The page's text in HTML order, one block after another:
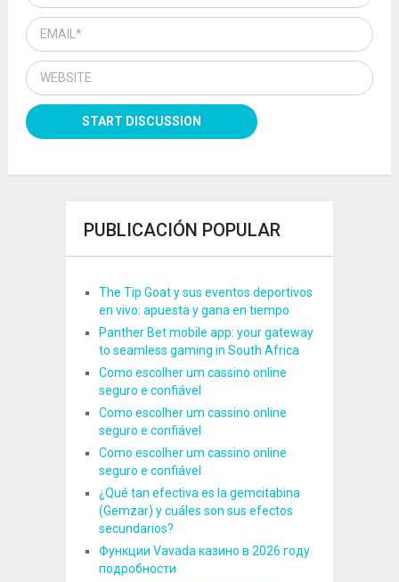
PUBLICACIÓN POPULAR
The Tip Goat y sus eventos deportivos
en vivo: apuesta y gana en tiempo
Panther Bet mobile app: your gateway
to seamless gaming in South Africa
Como escolher um cassino online
seguro e confiável
Como escolher um cassino online
seguro e confiável
Como escolher um cassino online
seguro e confiável
¿Qué tan efectiva es la gemcitabina
(Gemzar) y cuáles son sus efectos
secundarios?
Функции Vavada казино в 2026 году
подробности